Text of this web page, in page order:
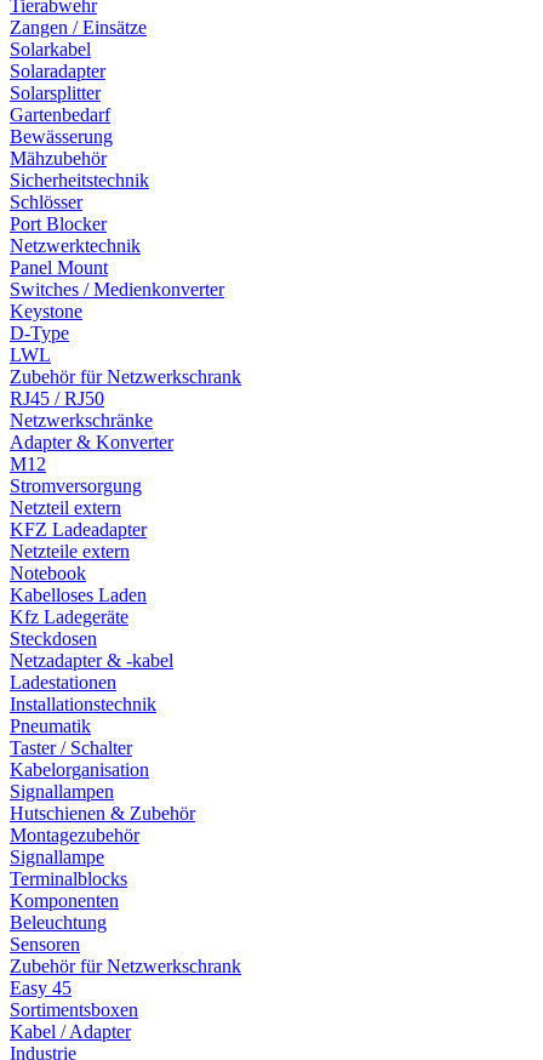
Tierabwehr
Zangen / Einsätze
Solarkabel
Solaradapter
Solarsplitter
Gartenbedarf
Bewässerung
Mähzubehör
Sicherheitstechnik
Schlösser
Port Blocker
Netzwerktechnik
Panel Mount
Switches / Medienkonverter
Keystone
D-Type
LWL
Zubehör für Netzwerkschrank
RJ45 / RJ50
Netzwerkschränke
Adapter & Konverter
M12
Stromversorgung
Netzteil extern
KFZ Ladeadapter
Netzteile extern
Notebook
Kabelloses Laden
Kfz Ladegeräte
Steckdosen
Netzadapter & -kabel
Ladestationen
Installationstechnik
Pneumatik
Taster / Schalter
Kabelorganisation
Signallampen
Hutschienen & Zubehör
Montagezubehör
Signallampe
Terminalblocks
Komponenten
Beleuchtung
Sensoren
Zubehör für Netzwerkschrank
Easy 45
Sortimentsboxen
Kabel / Adapter
Industrie